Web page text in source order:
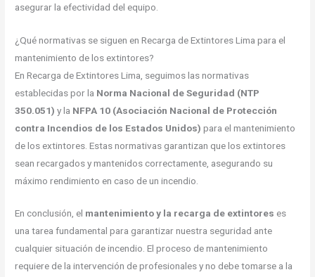
asegurar la efectividad del equipo.
¿Qué normativas se siguen en Recarga de Extintores Lima para el
mantenimiento de los extintores?
En Recarga de Extintores Lima, seguimos las normativas
establecidas por la Norma Nacional de Seguridad (NTP
350.051) y la NFPA 10 (Asociación Nacional de Protección
contra Incendios de los Estados Unidos) para el mantenimiento
de los extintores. Estas normativas garantizan que los extintores
sean recargados y mantenidos correctamente, asegurando su
máximo rendimiento en caso de un incendio.
En conclusión, el mantenimiento y la recarga de extintores es
una tarea fundamental para garantizar nuestra seguridad ante
cualquier situación de incendio. El proceso de mantenimiento
requiere de la intervención de profesionales y no debe tomarse a la